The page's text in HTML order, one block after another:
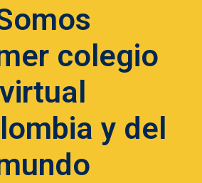
colegio
virtual
y del